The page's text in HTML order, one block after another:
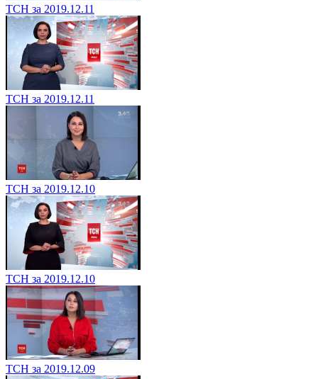
ТСН за 2019.12.11
ТСН за 2019.12.11
ТСН за 2019.12.10
ТСН за 2019.12.10
ТСН за 2019.12.09